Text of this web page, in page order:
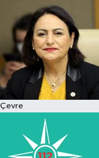
Çevre
Magazin
Özel
Resmi İlanlar
Sağlık
Siyaset
Spor